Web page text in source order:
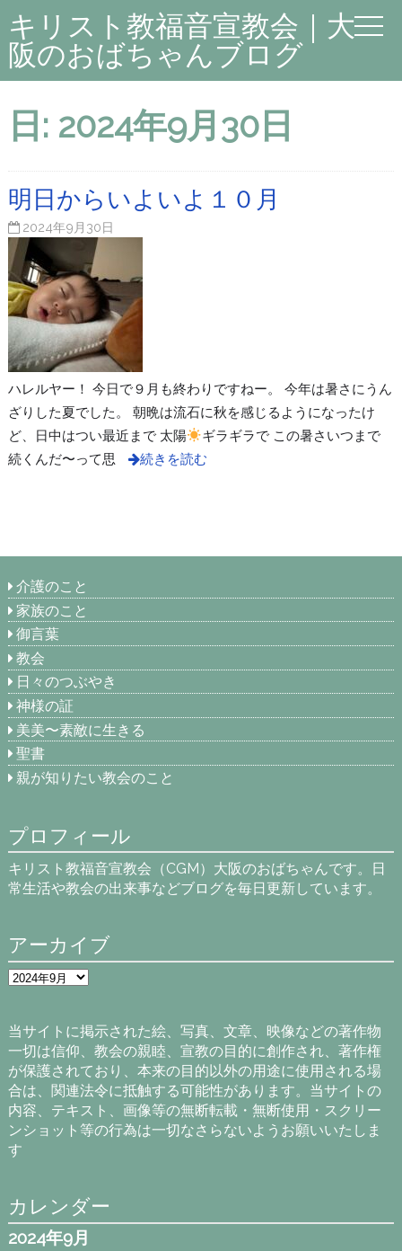
キリスト教福音宣教会｜大
阪のおばちゃんブログ
日: 2024年9月30日
明日からいよいよ１０月
2024年9月30日
ハレルヤー！ 今日で９月も終わりですねー。 今年は暑さにうん
ざりした夏でした。 朝晩は流石に秋を感じるようになったけ
ど、日中はつい最近まで 太陽
ギラギラで この暑さいつまで
続くんだ〜って思
続きを読む
介護のこと
家族のこと
御言葉
教会
日々のつぶやき
神様の証
美美〜素敵に生きる
聖書
親が知りたい教会のこと
プロフィール
キリスト教福音宣教会（CGM）大阪のおばちゃんです。日
常生活や教会の出来事などブログを毎日更新しています。
アーカイブ
ア
ー
ブ
当サイトに掲示された絵、写真、文章、映像などの著作物
一切は信仰、教会の親睦、宣教の目的に創作され、著作権
が保護されており、本来の目的以外の用途に使用される場
合は、関連法令に抵触する可能性があります。当サイトの
内容、テキスト、画像等の無断転載・無断使用・スクリー
ンショット等の行為は一切なさらないようお願いいたしま
す
カレンダー
2024年9月